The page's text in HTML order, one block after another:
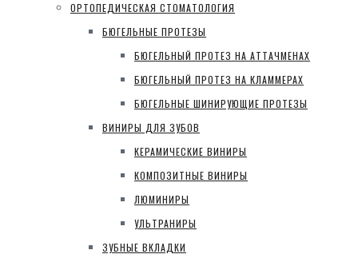
ОРТОПЕДИЧЕСКАЯ СТОМАТОЛОГИЯ
БЮГЕЛЬНЫЕ ПРОТЕЗЫ
БЮГЕЛЬНЫЙ ПРОТЕЗ НА АТТАЧМЕНАХ
БЮГЕЛЬНЫЙ ПРОТЕЗ НА КЛАММЕРАХ
БЮГЕЛЬНЫЕ ШИНИРУЮЩИЕ ПРОТЕЗЫ
ВИНИРЫ ДЛЯ ЗУБОВ
КЕРАМИЧЕСКИЕ ВИНИРЫ
КОМПОЗИТНЫЕ ВИНИРЫ
ЛЮМИНИРЫ
УЛЬТРАНИРЫ
ЗУБНЫЕ ВКЛАДКИ